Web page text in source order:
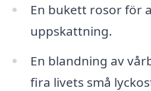
En bukett rosor för
uppskattning.
En blandning av
fira livets små